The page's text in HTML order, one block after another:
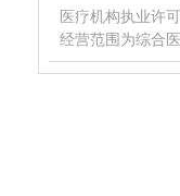
医疗机构执业许
经营范围为综合